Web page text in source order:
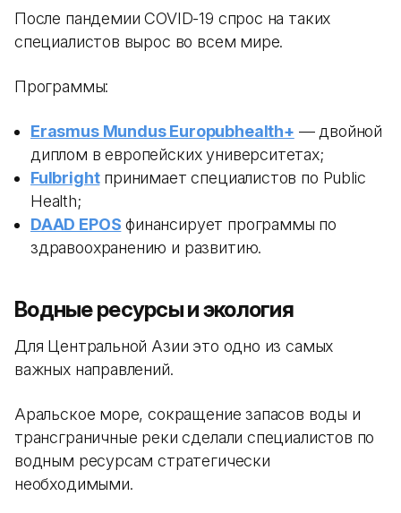
После пандемии COVID-19 спрос на таких
специалистов вырос во всем мире.
Программы:
Erasmus Mundus Europubhealth+ — двойной
диплом в европейских университетах;
Fulbrightпринимает специалистов по Public
Health;
DAAD EPOS финансирует программы по
здравоохранению и развитию.
Водные ресурсы и экология
Для Центральной Азии это одно из самых
важных направлений.
Аральское море, сокращение запасов воды и
трансграничные реки сделали специалистов по
водным ресурсам стратегически
необходимыми.